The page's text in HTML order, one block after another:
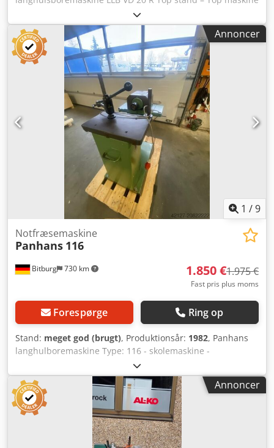
– Dedpfxju Agzxe Af Aokr Motor 1,5/1,9 kW, Tværgående
forskydning i Y-akse 250 mm, Langsgående forskydning i X-
akse 340 mm, Vertikal forskydning i Z-akse 200 mm, 2
hastigheder: 1.440 og 2.880 o/min. Enhånds
dyvelboreenhed med opdeling 16 – 22 – 25 – 32 mm, 2
manuelle excenterspændere, manuelt digitalt display for
borehøjde, bordmål 700 x 400 mm, Borepatron max. D = 20
mm, bord kan drejes +/- 45°, vægt ca. 345 kg Straks til
levering fra lager 54634 Bitburg Mellemsalg forbeholdes,
Annoncer
1 /9
Bitburg 730 km
Notfræsemaskine
Panhans 116
1.850 €1.975 €
Fast pris plus moms
Forespørge Ring op
Stand: meget god (brugt), Produktionsår: 1982, Panhans
langhulboremaskine Type: 116 - skolemaskine -
Tohåndsbetjening Dkedpsx Nrhrjfx Af Asr
Dyvelboringsudstyr: delinger 16, 22, 25, 32 mm Boredybde:
145 mm Langhullængde: 240 mm Højdejustering: 135 mm
Motorydelse: 1,5 kW Omdrejningstal: 2800 o/min
Nedholder: manuel Sugtilslutning: 100 mm Maskinlængde:
1280 mm Maskinbredde: 960 mm Vægt: 300 kg Placering:
fra lager 54634 Bitburg - straks tilgængelig -
Annoncer